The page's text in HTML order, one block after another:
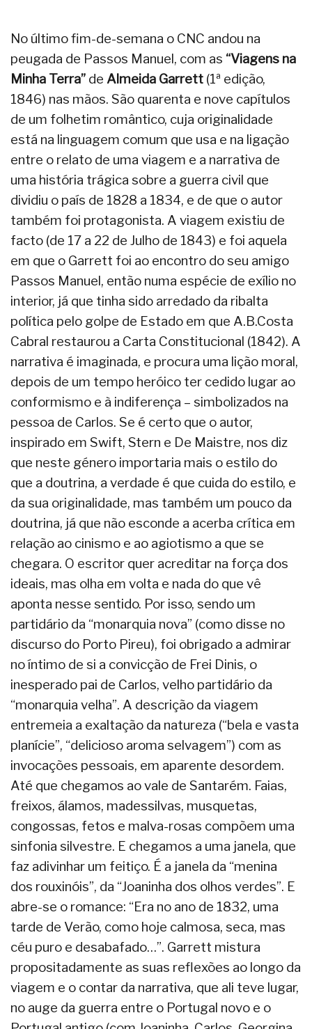
No último fim-de-semana o CNC andou na
peugada de Passos Manuel, com as “Viagens na
Minha Terra” de Almeida Garrett (1ª edição,
1846) nas mãos. São quarenta e nove capítulos
de um folhetim romântico, cuja originalidade
está na linguagem comum que usa e na ligação
entre o relato de uma viagem e a narrativa de
uma história trágica sobre a guerra civil que
dividiu o país de 1828 a 1834, e de que o autor
também foi protagonista. A viagem existiu de
facto (de 17 a 22 de Julho de 1843) e foi aquela
em que o Garrett foi ao encontro do seu amigo
Passos Manuel, então numa espécie de exílio no
interior, já que tinha sido arredado da ribalta
política pelo golpe de Estado em que A.B.Costa
Cabral restaurou a Carta Constitucional (1842). A
narrativa é imaginada, e procura uma lição moral,
depois de um tempo heróico ter cedido lugar ao
conformismo e à indiferença – simbolizados na
pessoa de Carlos. Se é certo que o autor,
inspirado em Swift, Stern e De Maistre, nos diz
que neste género importaria mais o estilo do
que a doutrina, a verdade é que cuida do estilo, e
da sua originalidade, mas também um pouco da
doutrina, já que não esconde a acerba crítica em
relação ao cinismo e ao agiotismo a que se
chegara. O escritor quer acreditar na força dos
ideais, mas olha em volta e nada do que vê
aponta nesse sentido. Por isso, sendo um
partidário da “monarquia nova” (como disse no
discurso do Porto Pireu), foi obrigado a admirar
no íntimo de si a convicção de Frei Dinis, o
inesperado pai de Carlos, velho partidário da
“monarquia velha”. A descrição da viagem
entremeia a exaltação da natureza (“bela e vasta
planície”, “delicioso aroma selvagem”) com as
invocações pessoais, em aparente desordem.
Até que chegamos ao vale de Santarém. Faias,
freixos, álamos, madessilvas, musquetas,
congossas, fetos e malva-rosas compõem uma
sinfonia silvestre. E chegamos a uma janela, que
faz adivinhar um feitiço. É a janela da “menina
dos rouxinóis”, da “Joaninha dos olhos verdes”. E
abre-se o romance: “Era no ano de 1832, uma
tarde de Verão, como hoje calmosa, seca, mas
céu puro e desabafado…”. Garrett mistura
propositadamente as suas reflexões ao longo da
viagem e o contar da narrativa, que ali teve lugar,
no auge da guerra entre o Portugal novo e o